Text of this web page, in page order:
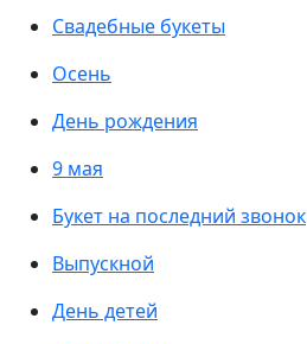
Свадебные букеты
Осень
День рождения
9 мая
Букет на последний звонок
Выпускной
День детей